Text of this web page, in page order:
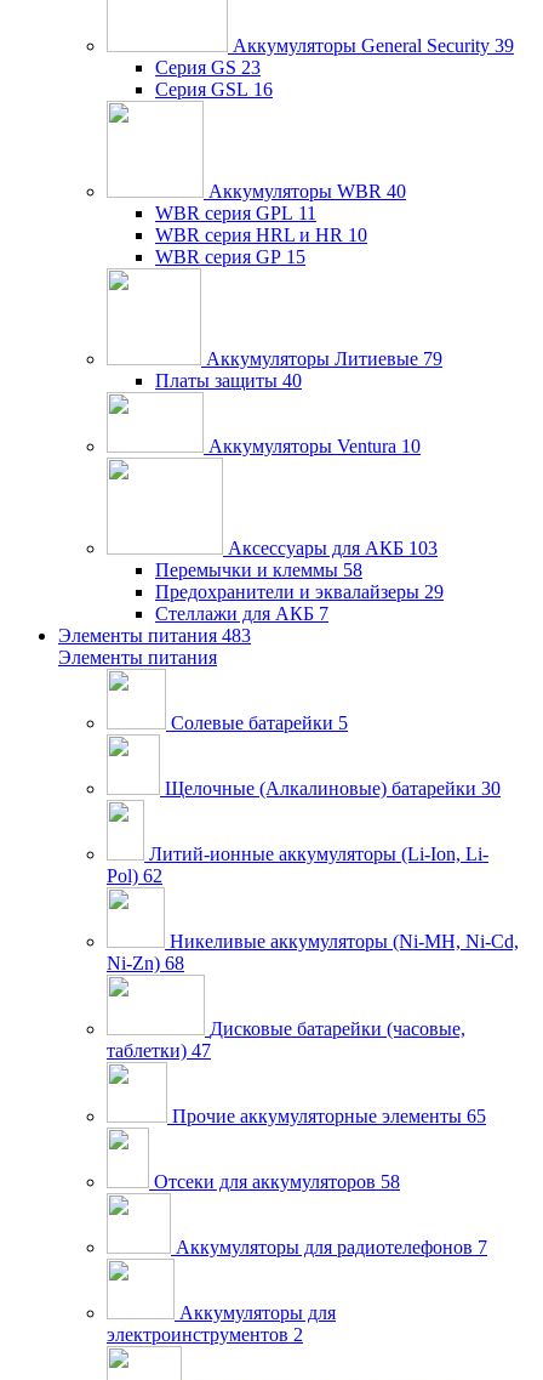
Аккумуляторы General Security 39
Серия GS 23
Серия GSL 16
Аккумуляторы WBR 40
WBR серия GPL 11
WBR серия HRL и HR 10
WBR серия GP 15
Аккумуляторы Литиевые 79
Платы защиты 40
Аккумуляторы Ventura 10
Аксессуары для АКБ 103
Перемычки и клеммы 58
Предохранители и эквалайзеры 29
Стеллажи для АКБ 7
Элементы питания 483
Элементы питания
Солевые батарейки 5
Щелочные (Алкалиновые) батарейки 30
Литий-ионные аккумуляторы (Li-Ion, Li-
Pol) 62
Никеливые аккумуляторы (Ni-MH, Ni-Cd,
Ni-Zn) 68
Дисковые батарейки (часовые,
таблетки) 47
Прочие аккумуляторные элементы 65
Отсеки для аккумуляторов 58
Аккумуляторы для радиотелефонов 7
Аккумуляторы для
электроинструментов 2